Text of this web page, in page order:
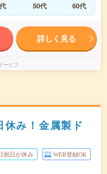
50代 60代
詳しく見る
ービス
み！金属製ド
祝日が休み WEB登録OK